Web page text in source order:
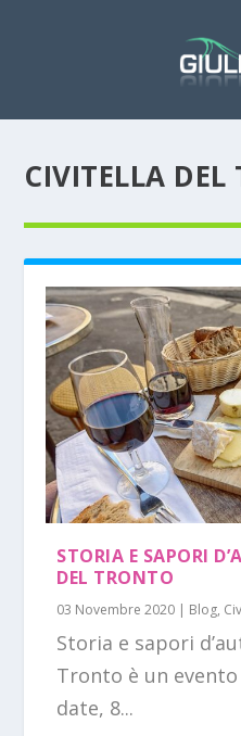
CIVITELLA DEL
STORIA E SAPORI
DEL TRONTO
03 Novembre 2020 | Blog,
Storia e sapori
Tronto è un
date, 8...